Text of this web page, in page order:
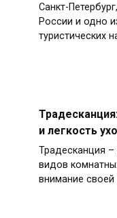
Санкт-
России и одно
туристических
и легкость
Традесканция
видов
внимание